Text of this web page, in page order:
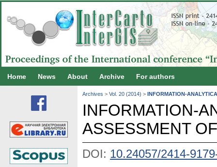
Home News About Archive For authors
Archives > Vol. 20 (2014) > INFORMATION-
INFORMATION-
ASSESSMENT
DOI: 10.24057/2414-